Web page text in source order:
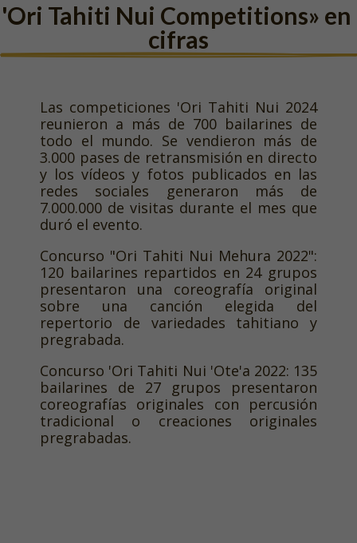
'Ori Tahiti Nui Competitions» en
cifras
Las competiciones 'Ori Tahiti Nui 2024
reunieron a más de 700 bailarines de
todo el mundo. Se vendieron más de
3.000 pases de retransmisión en directo
y los vídeos y fotos publicados en las
redes sociales generaron más de
7.000.000 de visitas durante el mes que
duró el evento.
Concurso "Ori Tahiti Nui Mehura 2022":
120 bailarines repartidos en 24 grupos
presentaron una coreografía original
sobre una canción elegida del
repertorio de variedades tahitiano y
pregrabada.
Concurso 'Ori Tahiti Nui 'Ote'a 2022: 135
bailarines de 27 grupos presentaron
coreografías originales con percusión
tradicional o creaciones originales
pregrabadas.